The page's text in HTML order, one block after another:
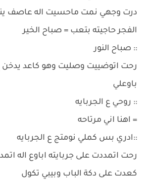
درت وجهي نمت ماحسيت اله عاصف
الفجر حاجيته بتعب = صباح الخير
:: صباح النور
رحت اتوضييت وصليت وهو كاعد يدخن
باوعلي
:: روحي ع الجربايه
= اهنا اني مرتاحه
::ادري بس كملي نومتج ع الجربايه
رحت اتمددت على جربايته اباوع اله
كعدت على دكة الباب وبيبي تكول